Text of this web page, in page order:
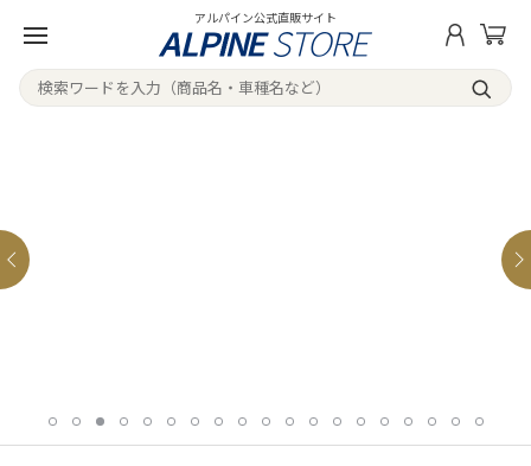
アルパイン公式直販サイト